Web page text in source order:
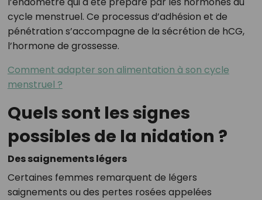
cycle menstruel. Ce processus d’adhésion et de
pénétration s’accompagne de la sécrétion de hCG,
l’hormone de grossesse.
Comment adapter son alimentation à son cycle
menstruel ?
Quels sont les signes
possibles de la nidation ?
Des saignements légers
Certaines femmes remarquent de légers
saignements ou des pertes rosées appelées